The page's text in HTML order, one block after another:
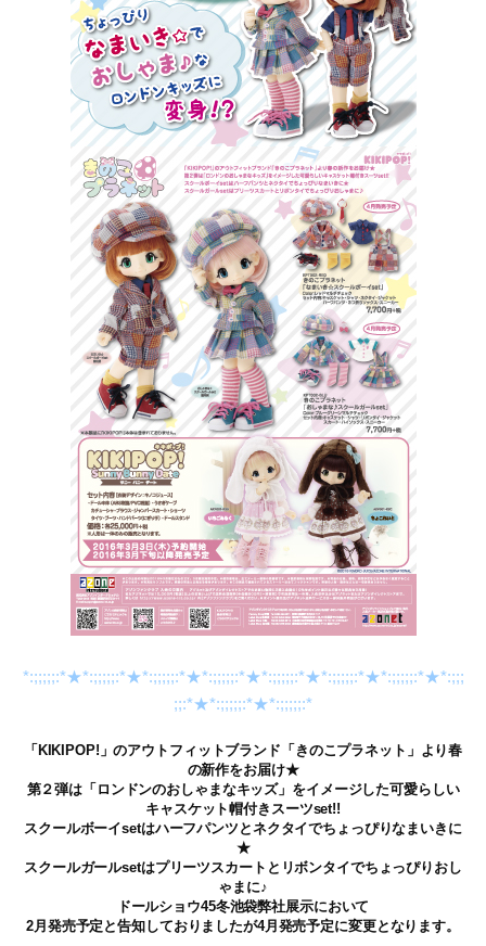
*:;;;;;:*★*:;;;;;:*★*:;;;;;:*★*:;;;;;:*★*:;;;;;:*★*:;;;;;:*★*:;;;;;:*★*:;;;
;;:*★*:;;;;;:*★*:;;;;;:*
「KIKIPOP!」のアウトフィットブランド「きのこプラネット」より春
の新作をお届け★
第２弾は「ロンドンのおしゃまなキッズ」をイメージした可愛らしい
キャスケット帽付きスーツset!!
スクールボーイsetはハーフパンツとネクタイでちょっぴりなまいきに
★
スクールガールsetはプリーツスカートとリボンタイでちょっぴりおし
ゃまに♪
ドールショウ45冬池袋弊社展示において
2月発売予定と告知しておりましたが4月発売予定に変更となります。